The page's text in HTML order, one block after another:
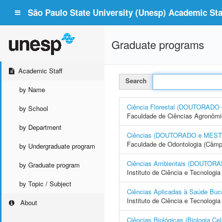
São Paulo State University (Unesp) Academic
Academic Staff
by Name
by School
by Department
by Undergraduate program
by Graduate program
by Topic / Subject
About
Graduate programs
Search
Ciência Florestal
Faculdade de Ciências
Ciências (DOUTORADO e
Faculdade de Odontologia
Ciências Ambientais
Instituto de Ciência e
Ciências Aplicadas à Saúde
Instituto de Ciência e
Ciências Biológicas (Biologia